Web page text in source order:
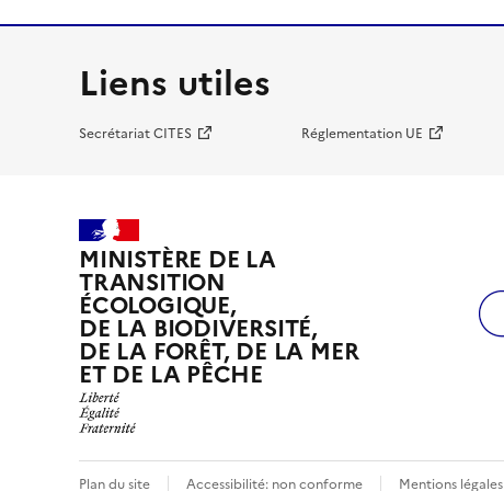
Liens utiles
Secrétariat CITES Réglementation UE
MINISTÈRE DE LA
TRANSITION
ÉCOLOGIQUE,
DE LA BIODIVERSITÉ,
DE LA FORÊT, DE LA MER
ET DE LA PÊCHE
Plan du site Accessibilité: non conforme Mentions légales